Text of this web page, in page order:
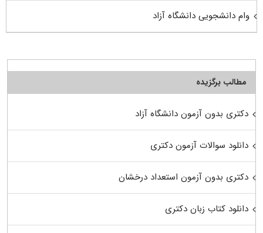
وام دانشجویی دانشگاه آزاد
مطالب برگزیده
دکتری بدون آزمون دانشگاه آزاد
دانلود سوالات آزمون دکتری
دکتری بدون آزمون استعداد درخشان
دانلود کتاب زبان دکتری